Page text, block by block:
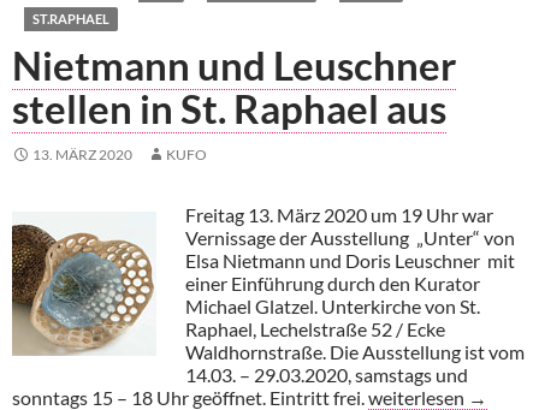
ST.RAPHAEL
Nietmann und Leuschner
stellen in St. Raphael aus
13. MÄRZ 2020 KUFO
Freitag 13. März 2020 um 19 Uhr war
Vernissage der Ausstellung „Unter“ von
Elsa Nietmann und Doris Leuschner mit
einer Einführung durch den Kurator
Michael Glatzel. Unterkirche von St.
Raphael, Lechelstraße 52 / Ecke
Waldhornstraße. Die Ausstellung ist vom
14.03. – 29.03.2020, samstags und
sonntags 15 – 18 Uhr geöffnet. Eintritt frei.Nietmann und
weiterlesen →